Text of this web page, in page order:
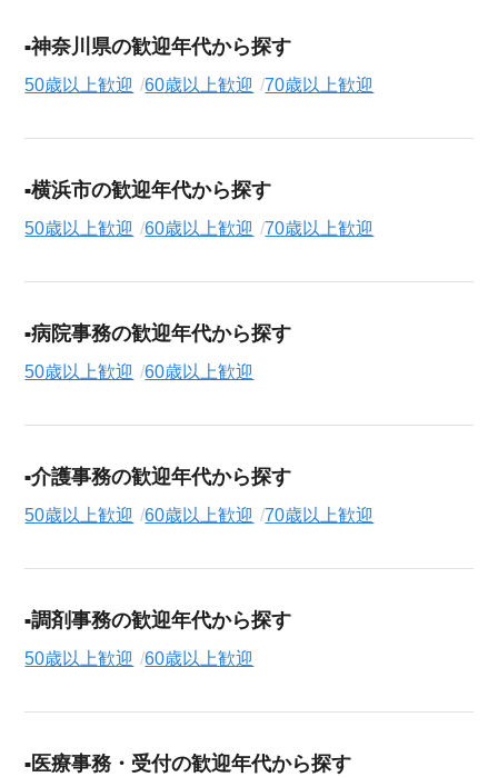
神奈川県の歓迎年代から探す
50歳以上歓迎 60歳以上歓迎 70歳以上歓迎
横浜市の歓迎年代から探す
50歳以上歓迎 60歳以上歓迎 70歳以上歓迎
病院事務の歓迎年代から探す
50歳以上歓迎 60歳以上歓迎
介護事務の歓迎年代から探す
50歳以上歓迎 60歳以上歓迎 70歳以上歓迎
調剤事務の歓迎年代から探す
50歳以上歓迎 60歳以上歓迎
医療事務・受付の歓迎年代から探す